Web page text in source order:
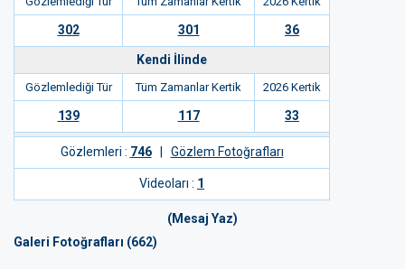
302 301 36
Kendi İlinde
Gözlemlediği Tür Tüm Zamanlar Kertik 2026 Kertik
139 117 33
Gözlemleri : 746| Gözlem Fotoğrafları
Videoları : 1
(Mesaj Yaz)
Galeri Fotoğrafları (662)